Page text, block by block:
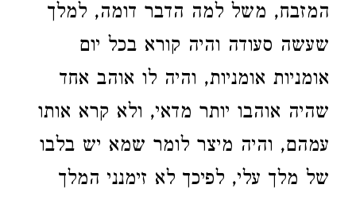
המזבח, משל למה הדבר דומה, למלך
שעשה סעודה והיה קורא בכל יום
אומניות אומניות, והיה לו אוהב אחד
שהיה אוהבו יותר מדאי, ולא קרא אותו
עמהם, והיה מיצר לומר שמא יש בלבו
של מלך עלי, לפיכך לא זימנני המלך